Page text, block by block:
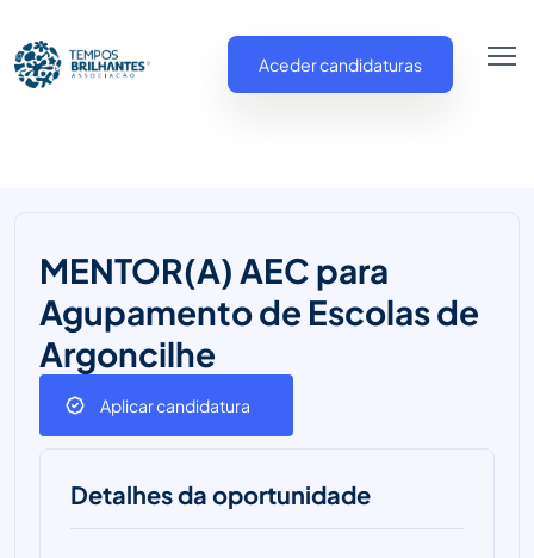
Aceder candidaturas
MENTOR(A) AEC para
Agupamento de Escolas de
Argoncilhe
Aplicar candidatura
Detalhes da oportunidade